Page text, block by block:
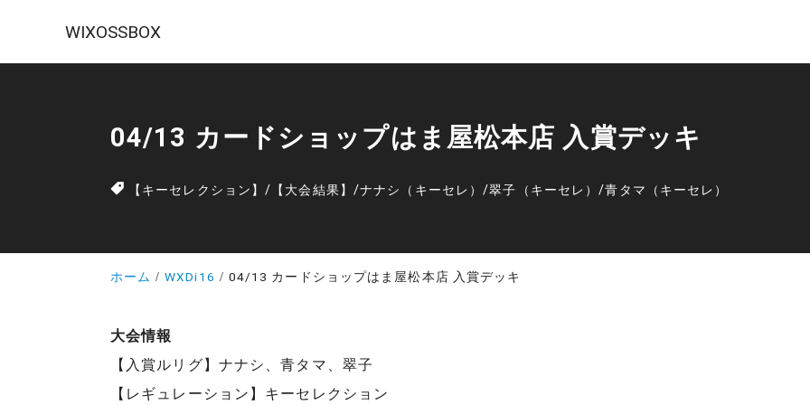
WIXOSSBOX
04/13 カードショップはま屋松本店 入賞デッキ
【キーセレクション】/ 【大会結果】 /ナナシ（キーセレ）/翠子（キーセレ）/青タマ（キーセレ）
ホーム WXDi16 04/13 カードショップはま屋松本店 入賞デッキ
大会情報
【入賞ルリグ】ナナシ、青タマ、翠子
【レギュレーション】キーセレクション